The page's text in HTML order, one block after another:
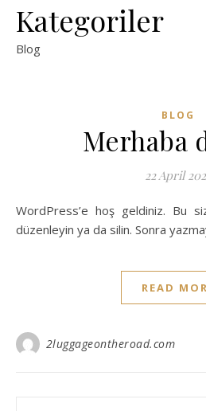
Kategoriler
Blog
BLOG
Merhaba
22 April
WordPress’e hoş geldiniz. Bu sizin ilk yazınız. Bu yazıyı
düzenleyin ya da silin. Sonra
READ
2luggageontheroad.com